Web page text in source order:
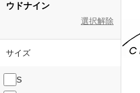
ウドナイン
選択解除
サイズ
S